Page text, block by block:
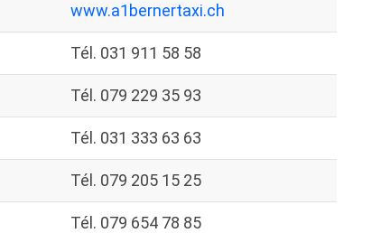
www.a1bernertaxi.ch
Tél. 031 911 58 58
Tél. 079 229 35 93
Tél. 031 333 63 63
Tél. 079 205 15 25
Tél. 079 654 78 85